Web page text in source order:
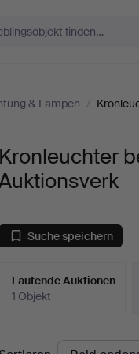
& Lampen /
Kronleuchter
Suche speichern
Laufende Auktionen
1 Objekt
Laufende